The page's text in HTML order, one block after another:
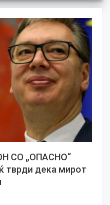
СО „ОПАСНО“
дека мирот